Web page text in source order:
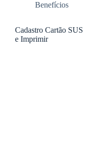
Benefícios
Cadastro Cartão
e Imprimir